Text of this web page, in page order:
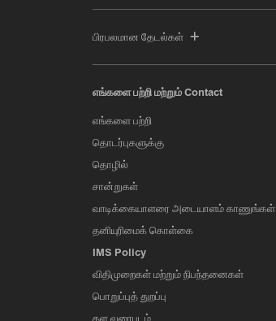
பிரபலமான தேடல்கள்
எங்களை பற்றி மற்றும் Contact
எங்களை பற்றி
தொடர்புகளுக்கு
தொழில்
சான்றுகள்
வாடிக்கையாளரை அடையாளம் காணுங்கள்
தனியுரிமைக் கொள்கை
IMS Policy
விதிமுறைகள் மற்றும் நிபந்தனைகள்
பொறுப்புத் துறப்பு
தள வரைபடம்